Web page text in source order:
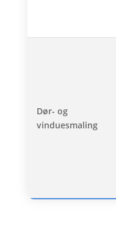
Dør- og
vinduesmaling